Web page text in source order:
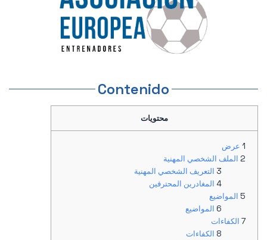
Contenido
محتويات
عرض
الملف الشخصي المهنية
التعريف الشخصي المهنية
المغادرين المحترفين
المواضيع
المواضيع
الكفاءات
الكفاءات